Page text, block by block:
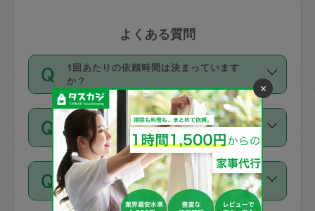
よくある質問
1回あたりの依頼時間は決まっています
か？
依頼1回につき3時間固定です。3時間を
超えて依頼したい場合は、延長機能をご
利用ください。機能をご利用いただくに
は、タスカジさんに事前に相談し、合意
の上事前申請することが必要です。な
お、3時間を下回っても、値引き等はござ
価格はどうやって決まっていますか？
11種類の価格帯の中からタスカジさん自
身が価格を選んで設定しています。
タスカジさんの価格設定には最初は制限
支払い方法を教えてください
×